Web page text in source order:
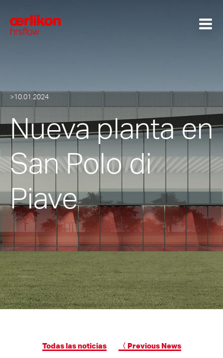
>10.01.2024
Nueva planta en
San Polo di
Piave
Todas las noticias 〈 Previous News